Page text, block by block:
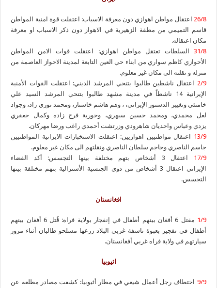
26/8 اعتقال مواطن اهوازي دون معرفة الاسباب: اعتقلت قوة امنية المواطن
قاسم التميمي من مطقة الزهيرية في الاهواز دون ذكر الاسباب او معرفة
مكان اعتقاله.
31/8 السلطات تعتقل مواطن اهوازي: اعتقلت قوات الامن المواطن
الأحوازي كاظم سواري من ابناء حي العين التابعة لمدينة الاحواز العاصمة من
منزله و نقلته الى مكان غير معلوم.
2/9 اعتقال ناشطين طالبوا بتنحي المرشد الديني: اعتقلت القوات الأمنية
الإيرانية 14 ناشطاً في مدينة مشهد طالبوا بتنحي المرشد السيد علي
خامنئي وتغيير الدستور الإيراني، ، وهم هاشم خاستار، ومحمد نوري زاد، وجواد
لعل محمدي، ومحمد حسين سبهري، وحورية فرج زاده وكمال جعفري
يزدي وعباس واحديان شاهرودي وزرتشت أحمدي راغب ورضا مهركان.
13/9 اعتقال مواطنيين اهوازيين: اعتقلت الاستخبارات الايرانية المواطنيين
جاسم الناصري وحاجم سلطان الناصري ونقلتهم الى مكان غير معلوم.
17/9
اعتقال 3 أشخاص بتهم مختلفة بينها التجسس: أكد القضاء
الإيراني اعتقال 3 أشخاص من ذوي الجنسية الأسترالية بتهم مختلفة بينها
التجسس.
افغانستان
1/9
مقتل 6 أفغان بينهم أطفال في إنفجار بولاية فراه: قُتل 6 أفغان بينهم
أطفال في تفجير بعبوة ناسفة غربي البلاد زرعها مسلحو طالبان أثناء مرور
سيارتهم في ولاية فراه غربي أفغانستان.
اثيوبيا
9/9 اختطاف رجل أعمال شيعي في مطار أثيوبيا: كشفت مصادر مطلعة عن